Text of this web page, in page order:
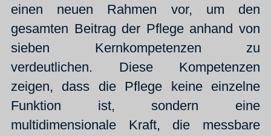
einen neuen Rahmen vor, um den
gesamten Beitrag der Pflege anhand von
sieben Kernkompetenzen zu
verdeutlichen. Diese Kompetenzen
zeigen, dass die Pflege keine einzelne
Funktion ist, sondern eine
multidimensionale Kraft, die messbare